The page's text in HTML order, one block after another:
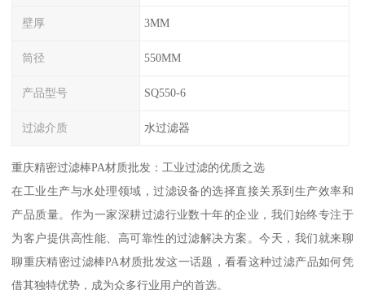
壁厚 3MM
筒径 550MM
产品型号 SQ550-6
过滤介质 水过滤器
重庆精密过滤棒PA材质批发：工业过滤的优质之选
在工业生产与水处理领域，过滤设备的选择直接关系到生产效率和
产品质量。作为一家深耕过滤行业数十年的企业，我们始终专注于
为客户提供高性能、高可靠性的过滤解决方案。今天，我们就来聊
聊重庆精密过滤棒PA材质批发这一话题，看看这种过滤产品如何凭
借其独特优势，成为众多行业用户的首选。